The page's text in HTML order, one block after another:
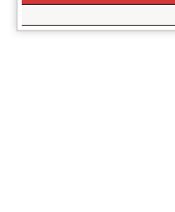
সমন্বিত শক্তির